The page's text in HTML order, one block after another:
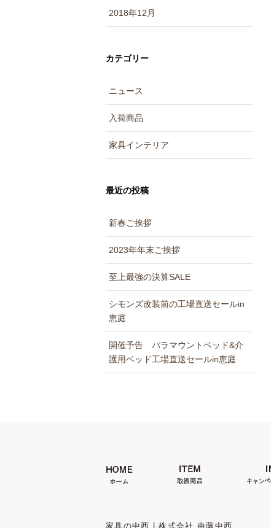
2018年12月
カテゴリー
ニュース
入荷商品
家具インテリア
最近の投稿
新春ご挨拶
2023年年末ご挨拶
至上最強の決算SALE
シモンズ改装前の工場直送セールin
恵庭
開催予告 パラマウントベッド&介
護用ベッド工場直送セールin恵庭
家具の中西 | 株式会社 曲藤中西